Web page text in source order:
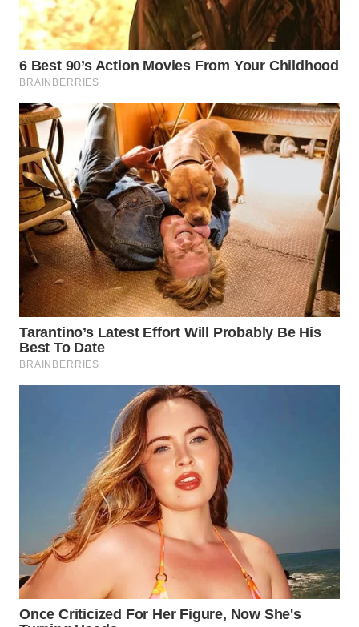
SERDANG
WN
TEBING
TINGGI
WN
PAKPAK
WN
KARAWANG
WN
BEKASI
WN
BOGOR
WN
SAMOSIR
WN
PADANG